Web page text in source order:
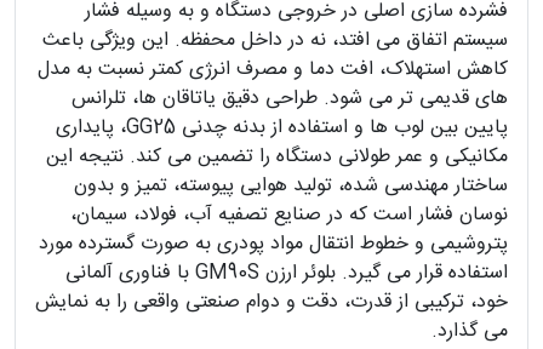
فشرده‌ سازی اصلی در خروجی دستگاه و به‌ وسیله فشار
سیستم اتفاق می‌ افتد، نه در داخل محفظه. این ویژگی باعث
کاهش استهلاک، افت دما و مصرف انرژی کمتر نسبت به مدل‌
های قدیمی‌ تر می‌ شود. طراحی دقیق یاتاقان‌ ها، تلرانس
پایین بین لوب‌ ها و استفاده از بدنه چدنی GG25، پایداری
مکانیکی و عمر طولانی دستگاه را تضمین می‌ کند. نتیجه این
ساختار مهندسی‌ شده، تولید هوایی پیوسته، تمیز و بدون
نوسان فشار است که در صنایع تصفیه آب، فولاد، سیمان،
پتروشیمی و خطوط انتقال مواد پودری به‌ صورت گسترده مورد
استفاده قرار می‌ گیرد. بلوئر ارزن GM90S با فناوری آلمانی
خود، ترکیبی از قدرت، دقت و دوام صنعتی واقعی را به نمایش
می‌ گذارد.